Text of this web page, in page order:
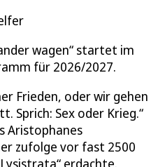
wagen“ startet im
für 2026/2027.
Frieden, oder wir gehen
Sprich: Sex oder Krieg.“
Aristophanes
zufolge vor fast 2500
erdachte.